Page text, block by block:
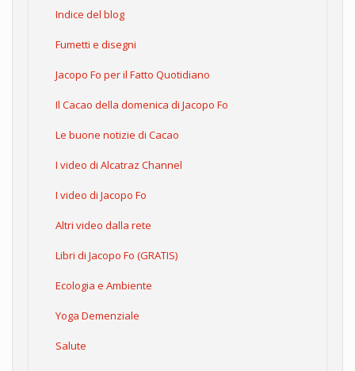
Indice del blog
Fumetti e disegni
Jacopo Fo per il Fatto Quotidiano
Il Cacao della domenica di Jacopo Fo
Le buone notizie di Cacao
I video di Alcatraz Channel
I video di Jacopo Fo
Altri video dalla rete
Libri di Jacopo Fo (GRATIS)
Ecologia e Ambiente
Yoga Demenziale
Salute